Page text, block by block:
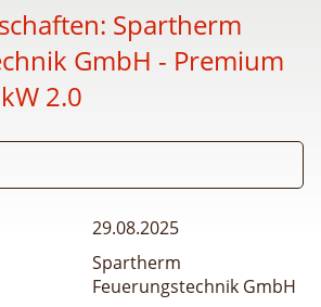
Spartherm
GmbH - Premium
2.0
29.08.2025
Spartherm
Feuerungstechnik GmbH